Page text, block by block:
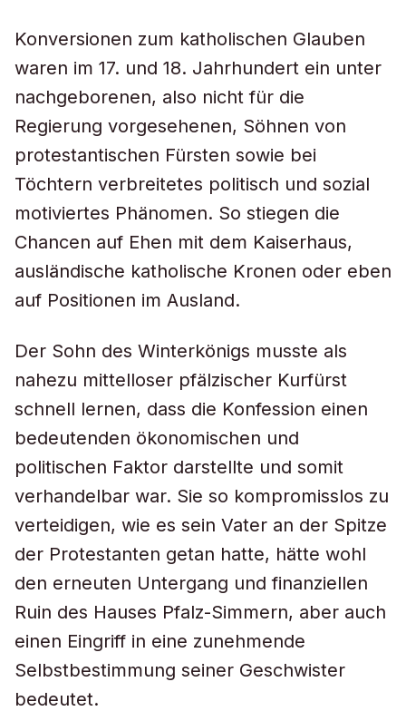
Konversionen zum katholischen Glauben
waren im 17. und 18. Jahrhundert ein unter
nachgeborenen, also nicht für die
Regierung vorgesehenen, Söhnen von
protestantischen Fürsten sowie bei
Töchtern verbreitetes politisch und sozial
motiviertes Phänomen. So stiegen die
Chancen auf Ehen mit dem Kaiserhaus,
ausländische katholische Kronen oder eben
auf Positionen im Ausland.
Der Sohn des Winterkönigs musste als
nahezu mittelloser pfälzischer Kurfürst
schnell lernen, dass die Konfession einen
bedeutenden ökonomischen und
politischen Faktor darstellte und somit
verhandelbar war. Sie so kompromisslos zu
verteidigen, wie es sein Vater an der Spitze
der Protestanten getan hatte, hätte wohl
den erneuten Untergang und finanziellen
Ruin des Hauses Pfalz-Simmern, aber auch
einen Eingriff in eine zunehmende
Selbstbestimmung seiner Geschwister
bedeutet.